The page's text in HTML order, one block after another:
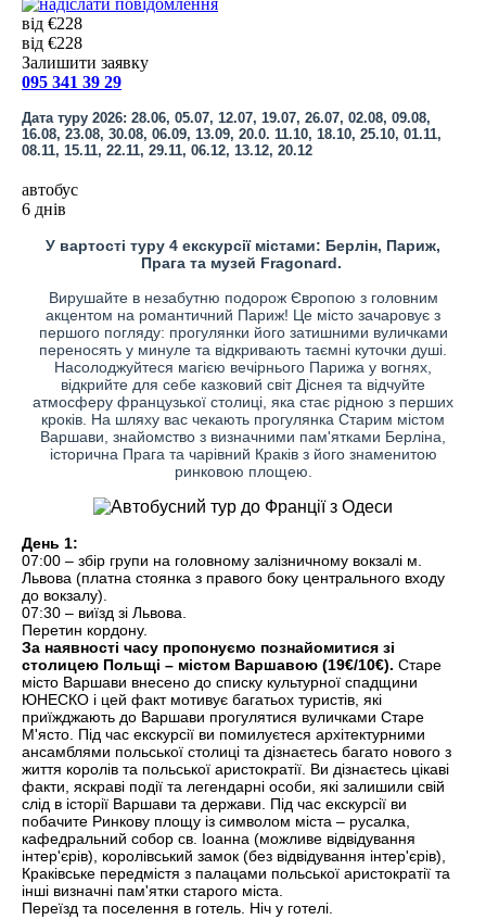
від €228
від €228
Залишити заявку
095 341 39 29
Дата туру 2026: 28.06, 05.07, 12.07, 19.07, 26.07, 02.08, 09.08,
16.08, 23.08, 30.08, 06.09, 13.09, 20.0. 11.10, 18.10, 25.10, 01.11,
08.11, 15.11, 22.11, 29.11, 06.12, 13.12, 20.12
автобус
6 днів
У вартості туру 4 екскурсії містами: Берлін, Париж,
Прага та музей Fragonard.
Вирушайте в незабутню подорож Європою з головним
акцентом на романтичний Париж! Це місто зачаровує з
першого погляду: прогулянки його затишними вуличками
переносять у минуле та відкривають таємні куточки душі.
Насолоджуйтеся магією вечірнього Парижа у вогнях,
відкрийте для себе казковий світ Діснея та відчуйте
атмосферу французької столиці, яка стає рідною з перших
кроків. На шляху вас чекають прогулянка Старим містом
Варшави, знайомство з визначними пам'ятками Берліна,
історична Прага та чарівний Краків з його знаменитою
ринковою площею.
День 1:
07:00 – збір групи на головному залізничному вокзалі м.
Львова (платна стоянка з правого боку центрального входу
до вокзалу).
07:30 – виїзд зі Львова.
Перетин кордону.
За наявності часу пропонуємо познайомитися зі
столицею Польщі – містом Варшавою (19€/10€). Старе
місто Варшави внесено до списку культурної спадщини
ЮНЕСКО і цей факт мотивує багатьох туристів, які
приїжджають до Варшави прогулятися вуличками Старе
М'ясто. Під час екскурсії ви помилуєтеся архітектурними
ансамблями польської столиці та дізнаєтесь багато нового з
життя королів та польської аристократії. Ви дізнаєтесь цікаві
факти, яскраві події та легендарні особи, які залишили свій
слід в історії Варшави та держави. Під час екскурсії ви
побачите Ринкову площу із символом міста – русалка,
кафедральний собор св. Іоанна (можливе відвідування
інтер'єрів), королівський замок (без відвідування інтер'єрів),
Краківське передмістя з палацами польської аристократії та
інші визначні пам'ятки старого міста.
Переїзд та поселення в готель. Ніч у готелі.